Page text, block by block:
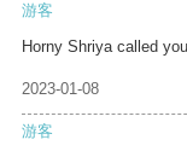
游客
Horny Shriya called you
2023-01-08
游客